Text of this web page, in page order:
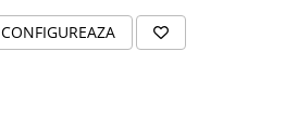
CONFIGUREAZA